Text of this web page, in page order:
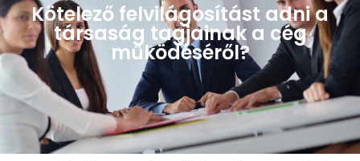
Kötelező felvilágosítást adni a
társaság tagjainak a cég
működéséről?